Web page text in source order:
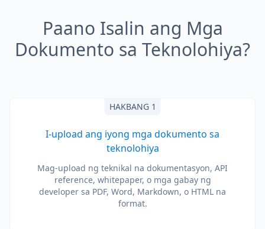
Paano Isalin ang Mga
Dokumento sa Teknolohiya?
HAKBANG 1
I-upload ang iyong mga dokumento sa
teknolohiya
Mag-upload ng teknikal na dokumentasyon, API
reference, whitepaper, o mga gabay ng
developer sa PDF, Word, Markdown, o HTML na
format.